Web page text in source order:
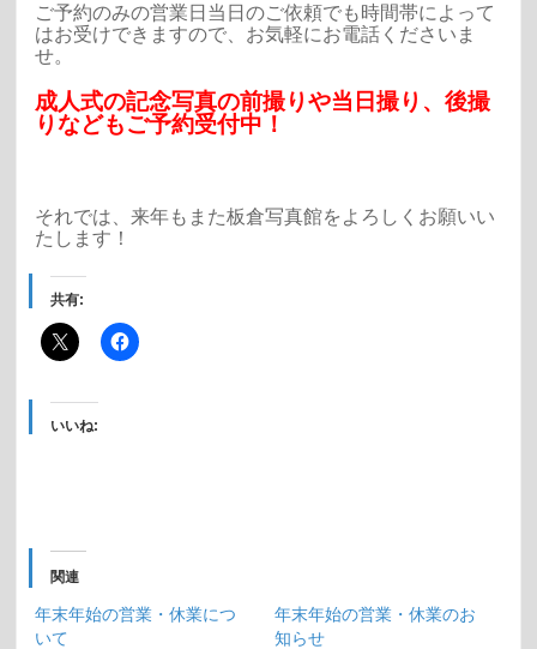
ご予約のみの営業日当日のご依頼でも時間帯によって
はお受けできますので、お気軽にお電話くださいま
せ。
成人式の記念写真の前撮りや当日撮り、後撮
りなどもご予約受付中！
それでは、来年もまた板倉写真館をよろしくお願いい
たします！
共有:
いいね:
関連
年末年始の営業・休業につ
いて
年末年始の営業・休業のお
知らせ